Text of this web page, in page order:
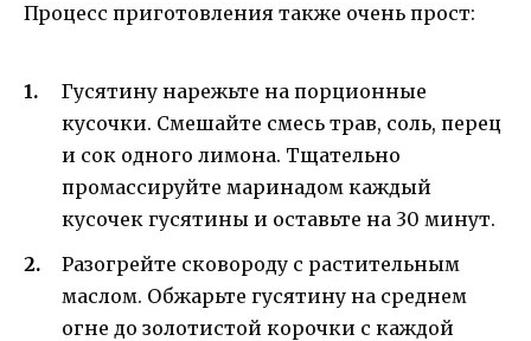
Процесс приготовления также очень прост:
Гусятину нарежьте на порционные
кусочки. Смешайте смесь трав, соль, перец
и сок одного лимона. Тщательно
промассируйте маринадом каждый
кусочек гусятины и оставьте на 30 минут.
Разогрейте сковороду с растительным
маслом. Обжарьте гусятину на среднем
огне до золотистой корочки с каждой